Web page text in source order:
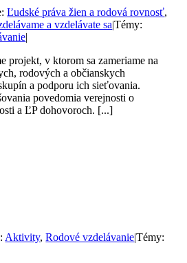
Ľudské práva žien a rodová rovnosť,
a vzdelávate sa|Témy:
|
projekt, v ktorom sa zameriame na
rodových a občianskych
a podporu ich sieťovania.
povedomia verejnosti o
a ĽP dohovoroch. [...]
Aktivity,Rodové vzdelávanie|Témy: